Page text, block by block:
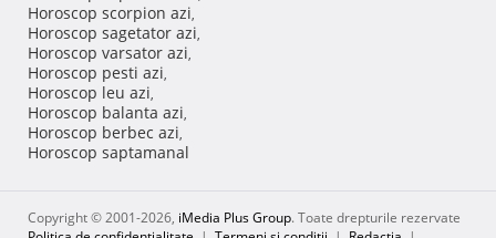
Horoscop scorpion azi,
Horoscop sagetator azi,
Horoscop varsator azi,
Horoscop pesti azi,
Horoscop leu azi,
Horoscop balanta azi,
Horoscop berbec azi,
Horoscop saptamanal
Copyright © 2001-2026, iMedia Plus Group. Toate drepturile rezervate